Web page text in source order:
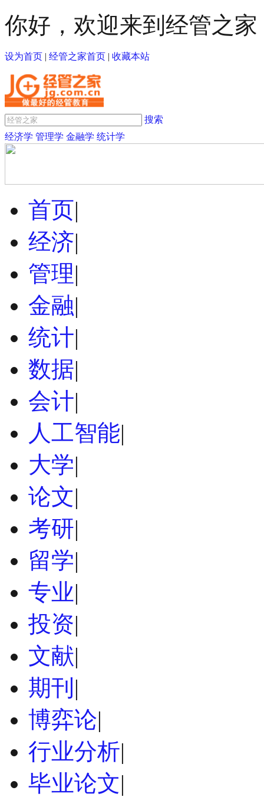
你好，欢迎来到经管之家
设为首页 | 经管之家首页 | 收藏本站
搜索
经济学 管理学 金融学 统计学
首页|
经济|
管理|
金融|
统计|
数据|
会计|
人工智能|
大学|
论文|
考研|
留学|
专业|
投资|
文献|
期刊 |
博弈论|
行业分析|
毕业论文|